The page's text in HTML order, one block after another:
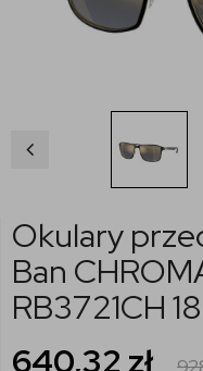
Okulary
Ban
RB3721CH
640,32 zł